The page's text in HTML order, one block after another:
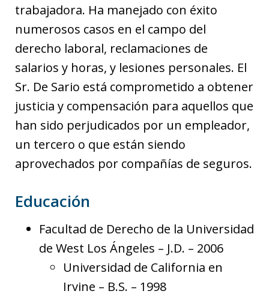
trabajadora. Ha manejado con éxito
numerosos casos en el campo del
derecho laboral, reclamaciones de
salarios y horas, y lesiones personales. El
Sr. De Sario está comprometido a obtener
justicia y compensación para aquellos que
han sido perjudicados por un empleador,
un tercero o que están siendo
aprovechados por compañías de seguros.
Educación
Facultad de Derecho de la Universidad
de West Los Ángeles – J.D. – 2006
Universidad de California en
Irvine – B.S. – 1998